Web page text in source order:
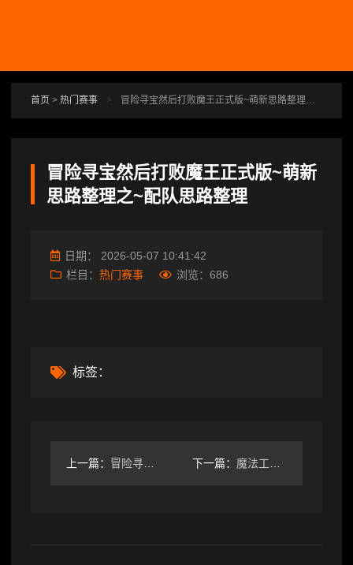
首页 > 热门赛事 > 冒险寻宝然后打败魔王正式版~萌新思路整理之~配队思路整理
冒险寻宝然后打败魔王正式版~萌新
思路整理之~配队思路整理
日期： 2026-05-07 10:41:42
栏目： 热门赛事 浏览： 686
标签：
上一篇： 冒险寻宝然后打败魔王降低追求时，装备词条优先级选择（直接黑图 下一篇： 魔法工艺魔法工艺 全法杖图鉴 遗迹之森①